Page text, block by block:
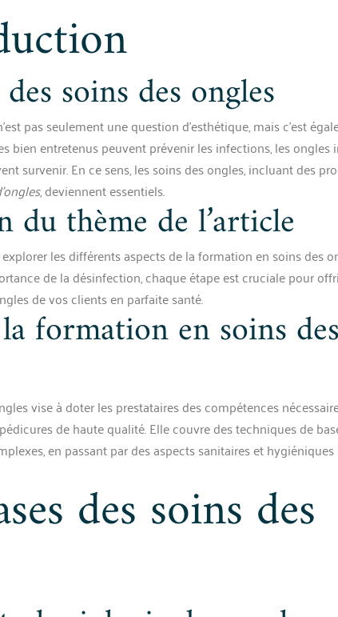
soins des ongles
pas seulement une question d’esthétique, mais c’est
bien entretenus peuvent prévenir les infections, les ongles
survenir. En ce sens, les soins des ongles, incluant des
, deviennent essentiels.
du thème de l’article
les différents aspects de la formation en soins des
de la désinfection, chaque étape est cruciale pour
de vos clients en parfaite santé.
formation en soins des
vise à doter les prestataires des compétences
de haute qualité. Elle couvre des techniques de
en passant par des aspects sanitaires et
des soins des